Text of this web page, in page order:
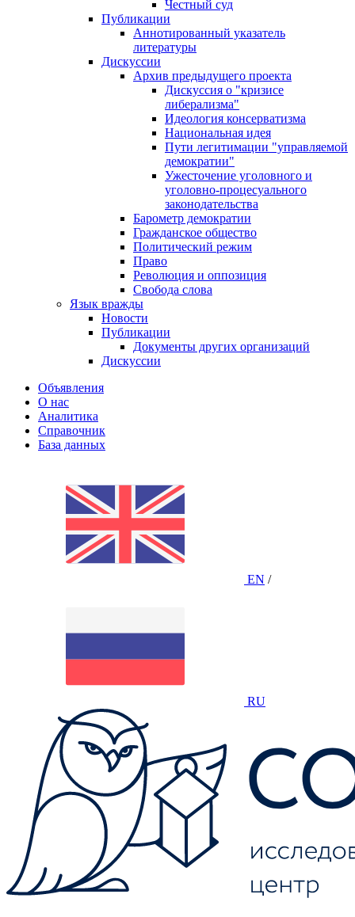
Честный суд
Публикации
Аннотированный указатель
литературы
Дискуссии
Архив предыдущего проекта
Дискуссия о "кризисе
либерализма"
Идеология консерватизма
Национальная идея
Пути легитимации "управляемой
демократии"
Ужесточение уголовного и
уголовно-процесуального
законодательства
Барометр демократии
Гражданское общество
Политический режим
Право
Революция и оппозиция
Свобода слова
Язык вражды
Новости
Публикации
Документы других организаций
Дискуссии
Объявления
О нас
Аналитика
Справочник
База данных
EN /
RU